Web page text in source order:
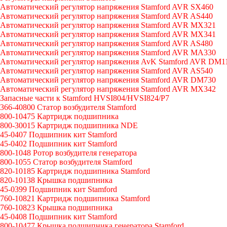
Автоматический регулятор напряжения Stamford AVR SX460
Автоматический регулятор напряжения Stamford AVR AS440
Автоматический регулятор напряжения Stamford AVR MX321
Автоматический регулятор напряжения Stamford AVR MX341
Автоматический регулятор напряжения Stamford AVR AS480
Автоматический регулятор напряжения Stamford AVR MA330
Автоматический регулятор напряжения AvK Stamford AVR
Автоматический регулятор напряжения Stamford AVR AS540
Автоматический регулятор напряжения Stamford AVR DM730
Автоматический регулятор напряжения Stamford AVR MX342
Запасные части к Stamford HVSI804/HVSI824/P7
366-40800 Статор возбудителя Stamford
800-10475 Картридж подшипника
800-30015 Картридж подшипника NDE
45-0407 Подшипник кит Stamford
45-0402 Подшипник кит Stamford
800-1048 Ротор возбудителя генератора
800-1055 Статор возбудителя Stamford
820-10185 Картридж подшипника Stamford
820-10138 Крышка подшипника
45-0399 Подшипник кит Stamford
760-10821 Картридж подшипника Stamford
760-10823 Крышка подшипника
45-0408 Подшипник кит Stamford